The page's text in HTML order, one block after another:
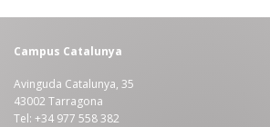
Campus Catalunya
Avinguda Catalunya, 35
43002 Tarragona
Tel: +34 977 558 382